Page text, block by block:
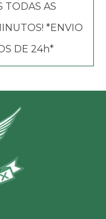
TODAS AS
*ENVIO
DE 24h*